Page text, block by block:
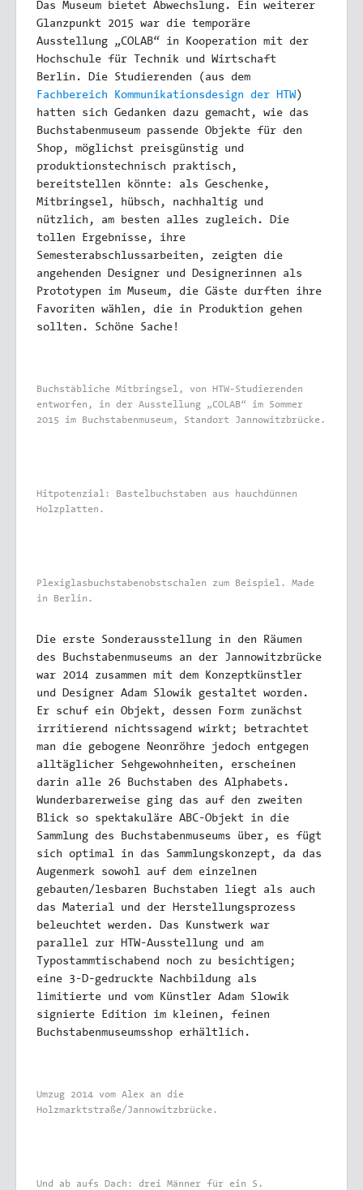
Das Museum bietet Abwechslung. Ein weiterer
Glanzpunkt 2015 war die temporäre
Ausstellung „COLAB“ in Kooperation mit der
Hochschule für Technik und Wirtschaft
Berlin. Die Studierenden (aus dem
Fachbereich Kommunikationsdesign der HTW )
hatten sich Gedanken dazu gemacht, wie das
Buchstabenmuseum passende Objekte für den
Shop, möglichst preisgünstig und
produktionstechnisch praktisch,
bereitstellen könnte: als Geschenke,
Mitbringsel, hübsch, nachhaltig und
nützlich, am besten alles zugleich. Die
tollen Ergebnisse, ihre
Semesterabschlussarbeiten, zeigten die
angehenden Designer und Designerinnen als
Prototypen im Museum, die Gäste durften ihre
Favoriten wählen, die in Produktion gehen
sollten. Schöne Sache!
Buchstäbliche Mitbringsel, von HTW-Studierenden
entworfen, in der Ausstellung „COLAB“ im Sommer
2015 im Buchstabenmuseum, Standort Jannowitzbrücke.
Hitpotenzial: Bastelbuchstaben aus hauchdünnen
Holzplatten.
Plexiglasbuchstabenobstschalen zum Beispiel. Made
in Berlin.
Die erste Sonderausstellung in den Räumen
des Buchstabenmuseums an der Jannowitzbrücke
war 2014 zusammen mit dem Konzeptkünstler
und Designer Adam Slowik gestaltet worden.
Er schuf ein Objekt, dessen Form zunächst
irritierend nichtssagend wirkt; betrachtet
man die gebogene Neonröhre jedoch entgegen
alltäglicher Sehgewohnheiten, erscheinen
darin alle 26 Buchstaben des Alphabets.
Wunderbarerweise ging das auf den zweiten
Blick so spektakuläre ABC-Objekt in die
Sammlung des Buchstabenmuseums über, es fügt
sich optimal in das Sammlungskonzept, da das
Augenmerk sowohl auf dem einzelnen
gebauten/lesbaren Buchstaben liegt als auch
das Material und der Herstellungsprozess
beleuchtet werden. Das Kunstwerk war
parallel zur HTW-Ausstellung und am
Typostammtischabend noch zu besichtigen;
eine 3-D-gedruckte Nachbildung als
limitierte und vom Künstler Adam Slowik
signierte Edition im kleinen, feinen
Buchstabenmuseumsshop erhältlich.
Umzug 2014 vom Alex an die
Holzmarktstraße/Jannowitzbrücke.
Und ab aufs Dach: drei Männer für ein S.